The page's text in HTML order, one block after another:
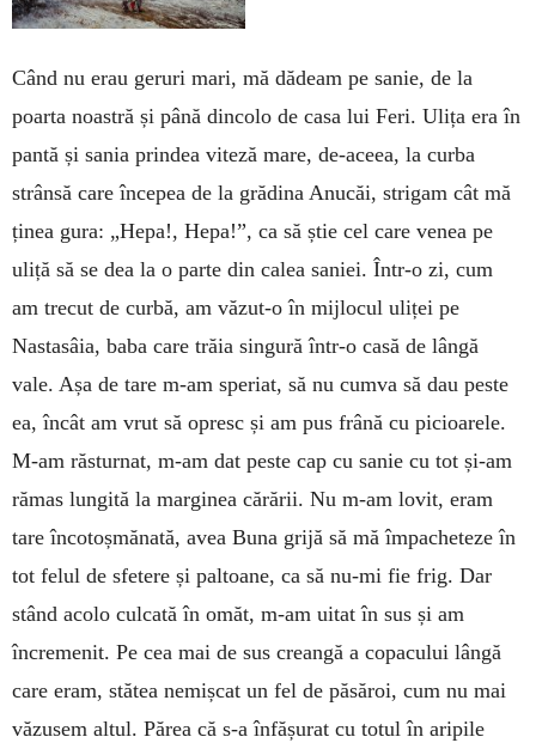
Când nu erau geruri mari, mă dădeam pe sanie, de la
poarta noas­tră și până dincolo de casa lui Feri. Ulița era în
pantă și sania prindea viteză mare, de-aceea, la curba
strân­să care începea de la grădina Anucăi, strigam cât mă
ținea gura: „Hepa!, Hepa!”, ca să știe cel care venea pe
uliță să se dea la o parte din calea saniei. Într-o zi, cum
am tre­cut de curbă, am văzut-o în mij­locul uliței pe
Nastasâia, baba care trăia singură într-o casă de lângă
vale. Așa de tare m-am speriat, să nu cumva să dau peste
ea, încât am vrut să opresc și am pus frână cu pi­cioarele.
M-am răsturnat, m-am dat peste cap cu sanie cu tot și-am
ră­mas lungită la marginea cărării. Nu m-am lovit, eram
tare încotoș­mă­nată, avea Buna grijă să mă împa­cheteze în
tot felul de sfetere și pal­toane, ca să nu-mi fie frig. Dar
stând acolo culcată în omăt, m-am uitat în sus și am
încremenit. Pe cea mai de sus creangă a copacului lângă
care eram, stătea nemișcat un fel de pă­săroi, cum nu mai
văzusem altul. Pă­rea că s-a înfășurat cu totul în ari­pile